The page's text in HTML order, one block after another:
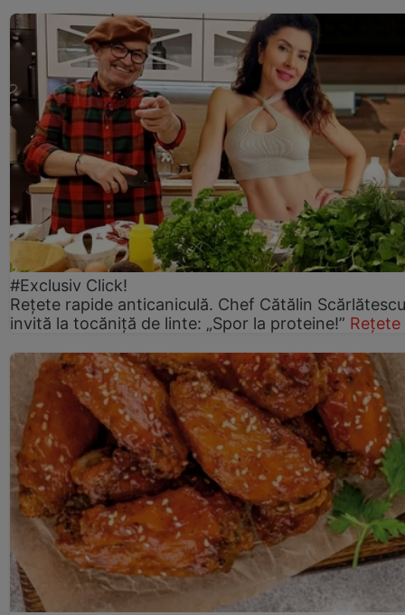
#Exclusiv Click!
Rețete rapide anticaniculă. Chef Cătălin
invită la tocăniță de linte: „Spor la proteine!” Rețete